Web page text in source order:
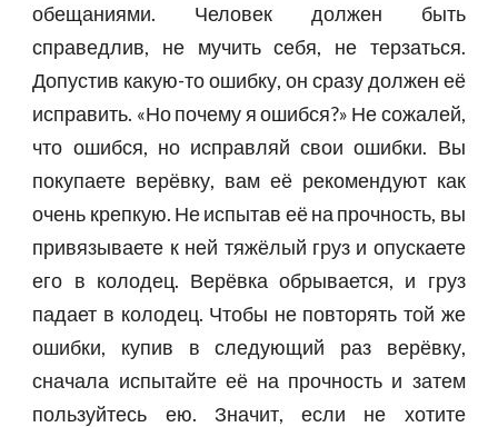
обещаниями. Человек должен быть
справедлив, не мучить себя, не терзаться.
Допустив какую-то ошибку, он сразу должен её
исправить. «Но почему я ошибся?» Не сожалей,
что ошибся, но исправляй свои ошибки. Вы
покупаете верёвку, вам её рекомендуют как
очень крепкую. Не испытав её на прочность, вы
привязываете к ней тяжёлый груз и опускаете
его в колодец. Верёвка обрывается, и груз
падает в колодец. Чтобы не повторять той же
ошибки, купив в следующий раз верёвку,
сначала испытайте её на прочность и затем
пользуйтесь ею. Значит, если не хотите